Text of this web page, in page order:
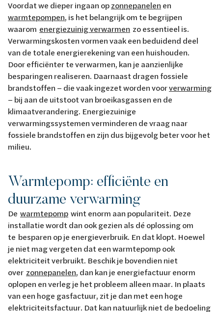
Voordat we dieper ingaan opzonnepanelen en
warmtepompen, is het belangrijk om te begrijpen
waarom energiezuinig verwarmen zo essentieel is.
Verwarmingskosten vormen vaak een beduidend deel
van de totale energierekening van een huishouden.
Door efficiënter te verwarmen, kan je aanzienlijke
besparingen realiseren. Daarnaast dragen fossiele
brandstoffen – die vaak ingezet worden voorverwarming
– bij aan de uitstoot van broeikasgassen en de
klimaatverandering. Energiezuinige
verwarmingssystemen verminderen de vraag naar
fossiele brandstoffen en zijn dus bijgevolg beter voor het
milieu.
Warmtepomp: efficiënte en
duurzame verwarming
De warmtepomp wint enorm aan populariteit. Deze
installatie wordt dan ook gezien als dé oplossing om
te besparen op je energieverbruik. En dat klopt. Hoewel
je niet mag vergeten dat een warmtepomp ook
elektriciteit verbruikt. Beschik je bovendien niet
over zonnepanelen, dan kan je energiefactuur enorm
oplopen en verleg je het probleem alleen maar. In plaats
van een hoge gasfactuur, zit je dan met een hoge
elektriciteitsfactuur. Dat kan natuurlijk niet de bedoeling